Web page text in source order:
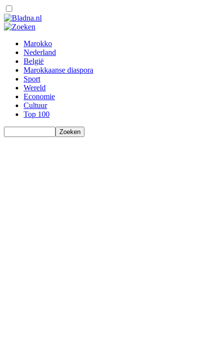
Marokko
Nederland
België
Marokkaanse diaspora
Sport
Wereld
Economie
Cultuur
Top 100